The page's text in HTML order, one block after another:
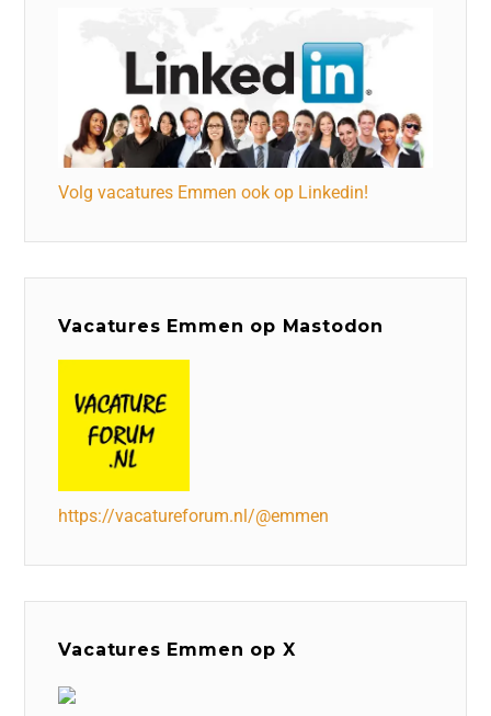
Volg vacatures Emmen ook op Linkedin!
Vacatures Emmen op Mastodon
https://vacatureforum.nl/@emmen
Vacatures Emmen op X